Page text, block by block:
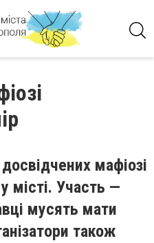
мафіозі
місті. Участь —
мусять мати
також